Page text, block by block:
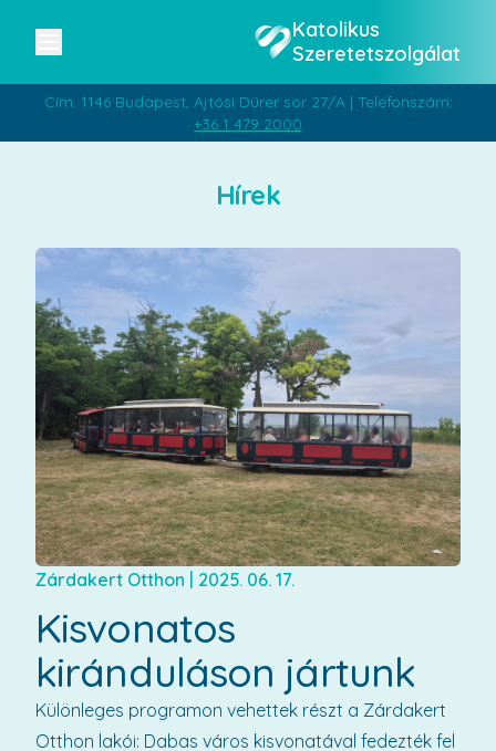
Katolikus
Szeretetszolgálat
Cím: 1146 Budapest, Ajtósi Dürer sor 27/A | Telefonszám:
+36 1 479 2000
Hírek
Zárdakert Otthon | 2025. 06. 17.
Kisvonatos
kiránduláson jártunk
Különleges programon vehettek részt a Zárdakert
Otthon lakói: Dabas város kisvonatával fedezték fel